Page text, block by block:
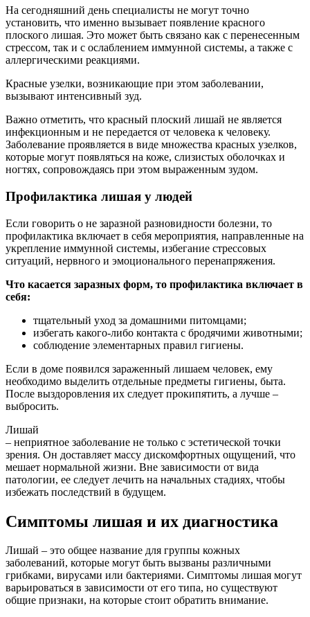
На сегодняшний день специалисты не могут точно
установить, что именно вызывает появление красного
плоского лишая. Это может быть связано как с перенесенным
стрессом, так и с ослаблением иммунной системы, а также с
аллергическими реакциями.
Красные узелки, возникающие при этом заболевании,
вызывают интенсивный зуд.
Важно отметить, что красный плоский лишай не является
инфекционным и не передается от человека к человеку.
Заболевание проявляется в виде множества красных узелков,
которые могут появляться на коже, слизистых оболочках и
ногтях, сопровождаясь при этом выраженным зудом.
Профилактика лишая у людей
Если говорить о не заразной разновидности болезни, то
профилактика включает в себя мероприятия, направленные на
укрепление иммунной системы, избегание стрессовых
ситуаций, нервного и эмоционального перенапряжения.
Что касается заразных форм, то профилактика включает в
себя:
тщательный уход за домашними питомцами;
избегать какого-либо контакта с бродячими животными;
соблюдение элементарных правил гигиены.
Если в доме появился зараженный лишаем человек, ему
необходимо выделить отдельные предметы гигиены, быта.
После выздоровления их следует прокипятить, а лучше –
выбросить.
Лишай
– неприятное заболевание не только с эстетической точки
зрения. Он доставляет массу дискомфортных ощущений, что
мешает нормальной жизни. Вне зависимости от вида
патологии, ее следует лечить на начальных стадиях, чтобы
избежать последствий в будущем.
Симптомы лишая и их диагностика
Лишай – это общее название для группы кожных
заболеваний, которые могут быть вызваны различными
грибками, вирусами или бактериями. Симптомы лишая могут
варьироваться в зависимости от его типа, но существуют
общие признаки, на которые стоит обратить внимание.